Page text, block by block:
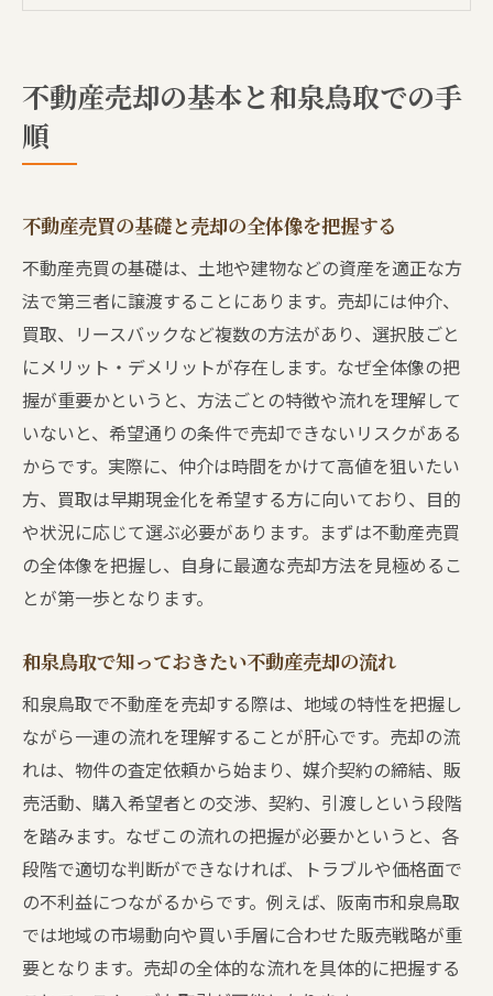
和泉鳥取エリアで押さえるべき売却ポイン
売却方法を選ぶなら阪南市和泉鳥取で
方法
売却方法ごとの特徴と和泉鳥取の選択基準
不動産売買で重視すべき売却方法のポイン
ト
仲介や買取など売却方法の違いを理解する
阪南市和泉鳥取で選べる不動産売買の選択
肢
希望条件に合う売却方法を見極めるコツ
不動産売買の流れと成功の秘訣
不動産売買における基本的な流れを整理す
不動産売買で後悔しないための流れと秘訣
売却活動のスムーズな進め方と注意点
売買契約と手続きの進め方を詳しく解説
不動産売買を成功させるための実践アドバ
イス
和泉鳥取エリアで抑えたい売却方法
和泉鳥取で選ばれる不動産売買の主な方法
地域の特性を活かした売却方法の選び方
不動産売却の基本と和泉鳥取での手
順
不動産売買の基礎と売却の全体像を把握する
不動産売買の基礎は、土地や建物などの資産を適正な方
法で第三者に譲渡することにあります。売却には仲介、
買取、リースバックなど複数の方法があり、選択肢ごと
にメリット・デメリットが存在します。なぜ全体像の把
握が重要かというと、方法ごとの特徴や流れを理解して
いないと、希望通りの条件で売却できないリスクがある
からです。実際に、仲介は時間をかけて高値を狙いたい
方、買取は早期現金化を希望する方に向いており、目的
や状況に応じて選ぶ必要があります。まずは不動産売買
の全体像を把握し、自身に最適な売却方法を見極めるこ
とが第一歩となります。
和泉鳥取で知っておきたい不動産売却の流れ
和泉鳥取で不動産を売却する際は、地域の特性を把握し
ながら一連の流れを理解することが肝心です。売却の流
れは、物件の査定依頼から始まり、媒介契約の締結、販
売活動、購入希望者との交渉、契約、引渡しという段階
を踏みます。なぜこの流れの把握が必要かというと、各
段階で適切な判断ができなければ、トラブルや価格面で
の不利益につながるからです。例えば、阪南市和泉鳥取
では地域の市場動向や買い手層に合わせた販売戦略が重
要となります。売却の全体的な流れを具体的に把握する